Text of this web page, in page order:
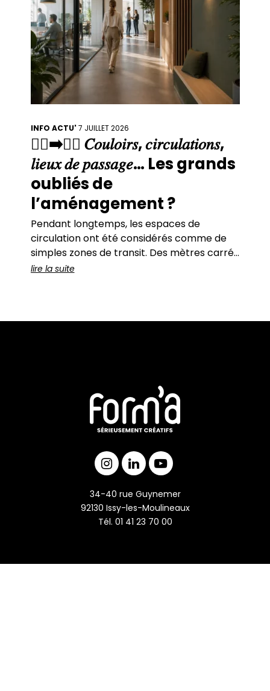
INFO ACTU'7 JUILLET 2026
🚶‍♀️➡️🚶‍♂️ 𝐶𝑜𝑢𝑙𝑜𝑖𝑟𝑠, 𝑐𝑖𝑟𝑐𝑢𝑙𝑎𝑡𝑖𝑜𝑛𝑠,
𝑙𝑖𝑒𝑢𝑥 𝑑𝑒 𝑝𝑎𝑠𝑠𝑎𝑔𝑒… Les grands
oubliés de
l’aménagement ?
Pendant longtemps, les espaces de
circulation ont été considérés comme de
simples zones de transit. Des mètres carrés
« perdus ».Des espaces fonctionnels.Des
lire la suite
34-40 rue Guynemer
92130 Issy-les-Moulineaux
Tél. 01 41 23 70 00